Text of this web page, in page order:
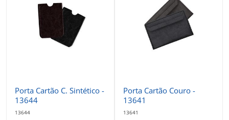
Porta Cartão C. Sintético -
13644
13644
Porta Cartão Couro -
13641
13641